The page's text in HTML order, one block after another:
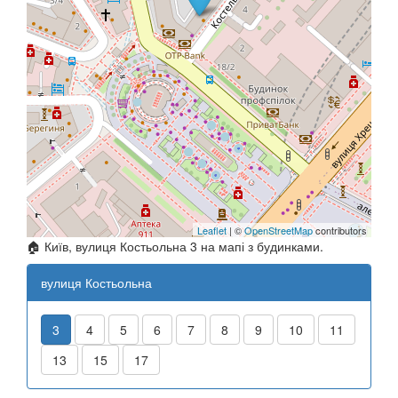
Leaflet | ©OpenStreetMapcontributors
🏠 Київ, вулиця Костьольна 3 на мапі з будинками.
вулиця Костьольна
3 4 5 6 7 8 9 10
11
13
15 17